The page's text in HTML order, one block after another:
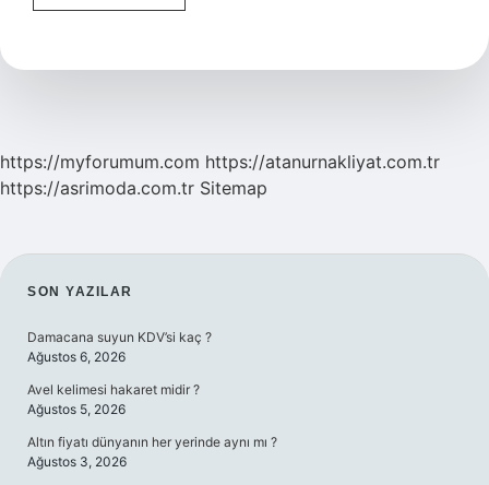
Atma
Oynanır
https://myforumum.com https://atanurnakliyat.com.tr
https://asrimoda.com.tr Sitemap
SIDEBAR
SON YAZILAR
Damacana suyun KDV’si kaç ?
Ağustos 6, 2026
Avel kelimesi hakaret midir ?
Ağustos 5, 2026
Altın fiyatı dünyanın her yerinde aynı mı ?
Ağustos 3, 2026